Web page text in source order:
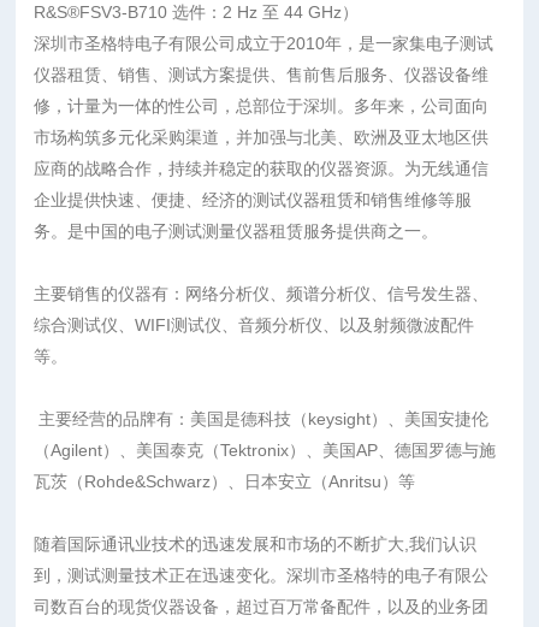
R&S®FSV3-B710 选件：2 Hz 至 44 GHz）
深圳市圣格特电子有限公司成立于2010年，是一家集电子测试
仪器租赁、销售、测试方案提供、售前售后服务、仪器设备维
修，计量为一体的性公司，总部位于深圳。多年来，公司面向
市场构筑多元化采购渠道，并加强与北美、欧洲及亚太地区供
应商的战略合作，持续并稳定的获取的仪器资源。为无线通信
企业提供快速、便捷、经济的测试仪器租赁和销售维修等服
务。是中国的电子测试测量仪器租赁服务提供商之一。
主要销售的仪器有：网络分析仪、频谱分析仪、信号发生器、
综合测试仪、WIFI测试仪、音频分析仪、以及射频微波配件
等。
主要经营的品牌有：美国是德科技（keysight）、美国安捷伦
（Agilent）、美国泰克（Tektronix）、美国AP、德国罗德与施
瓦茨（Rohde&Schwarz）、日本安立（Anritsu）等
随着国际通讯业技术的迅速发展和市场的不断扩大,我们认识
到，测试测量技术正在迅速变化。深圳市圣格特的电子有限公
司数百台的现货仪器设备，超过百万常备配件，以及的业务团